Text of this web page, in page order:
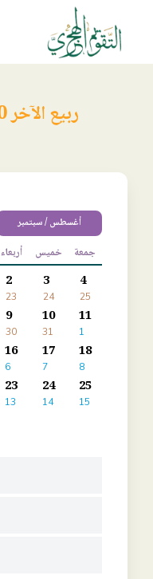
ربيع الآخر 1450
أغسطس / سبتمبر
أربعاء خميس جمعة
2
23
3
24
4
25
9
30
10
31
11
1
16
6
17
7
18
8
23
13
24
14
25
15